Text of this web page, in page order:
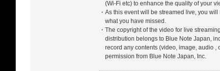
(Wi-Fi etc) to enhance the quality of your
・As this event will be streamed live, you
what you have missed.
・The copyright of the video for live
distribution belongs to Blue Note Japan,
record any contents (video, image, audio
permission from Blue Note Japan, Inc.